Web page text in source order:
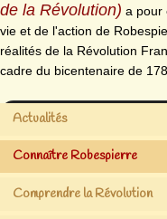
de la Révolution) a pour
vie et de l'action de
réalités de la Révolution
cadre du bicentenaire de
Actualités
Connaître Robespierre
Comprendre la Révolution